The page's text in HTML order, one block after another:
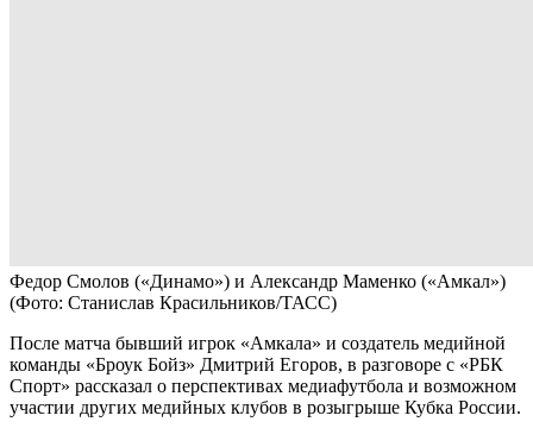
Федор Смолов («Динамо») и Александр Маменко («Амкал»)
(Фото: Станислав Красильников/ТАСС)
После матча бывший игрок «Амкала» и создатель медийной
команды «Броук Бойз» Дмитрий Егоров, в разговоре с «РБК
Спорт» рассказал о перспективах медиафутбола и возможном
участии других медийных клубов в розыгрыше Кубка России.